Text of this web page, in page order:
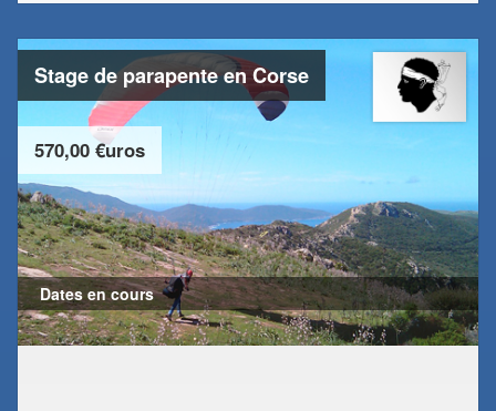
Stage de parapente en Corse
570,00 €uros
Dates en cours